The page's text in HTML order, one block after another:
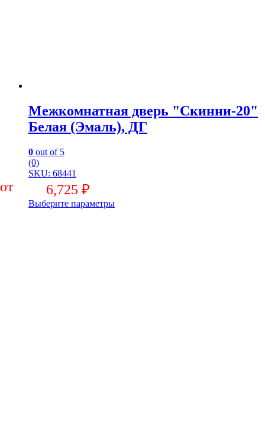
Межкомнатная дверь "Скинни-20"
Белая (Эмаль), ДГ
0 out of 5
(0)
SKU: 68441
6,725 ₽
Выберите параметры